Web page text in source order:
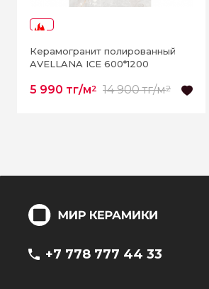
Керамогранит полированный
AVELLANA ICE 600*1200
5 990 тг/м2 14 900 тг/м2
+7 778 777 44 33